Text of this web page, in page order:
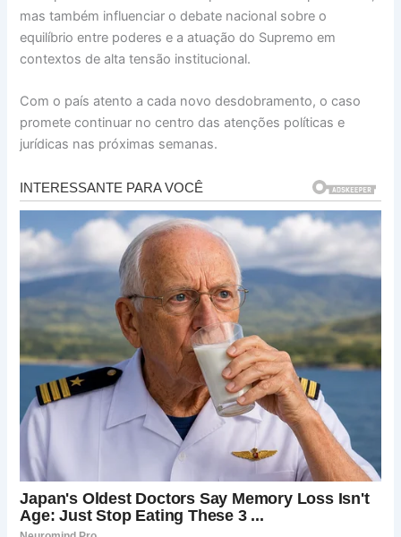
mas também influenciar o debate nacional sobre o
equilíbrio entre poderes e a atuação do Supremo em
contextos de alta tensão institucional.
Com o país atento a cada novo desdobramento, o caso
promete continuar no centro das atenções políticas e
jurídicas nas próximas semanas.